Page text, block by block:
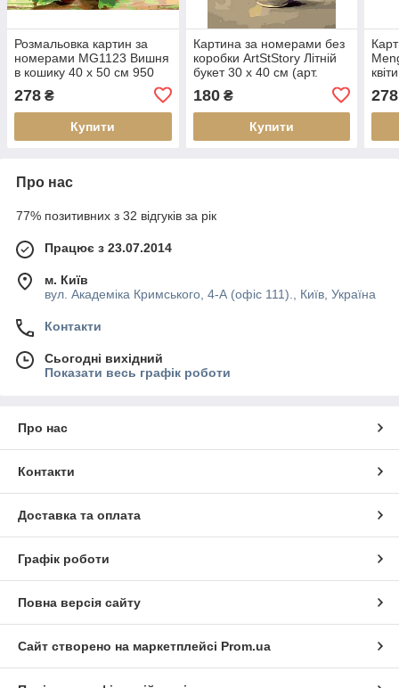
Розмальовка картин за
номерами MG1123 Вишня
в кошику 40 х 50 см 950
278 ₴
Купити
Картина за номерами без
коробки ArtStStory Літній
букет 30 х 40 см (арт.
180₴
Купити
278
Про нас
77% позитивних з 32 відгуків за рік
Працює з 23.07.2014
м. Київ
вул. Академіка Кримського, 4-А (офіс 111)., Київ, Україна
Контакти
Сьогодні вихідний
Показати весь графік роботи
Про нас
Контакти
Доставка та оплата
Графік роботи
Повна версія сайту
Сайт створено на маркетплейсі Prom.ua